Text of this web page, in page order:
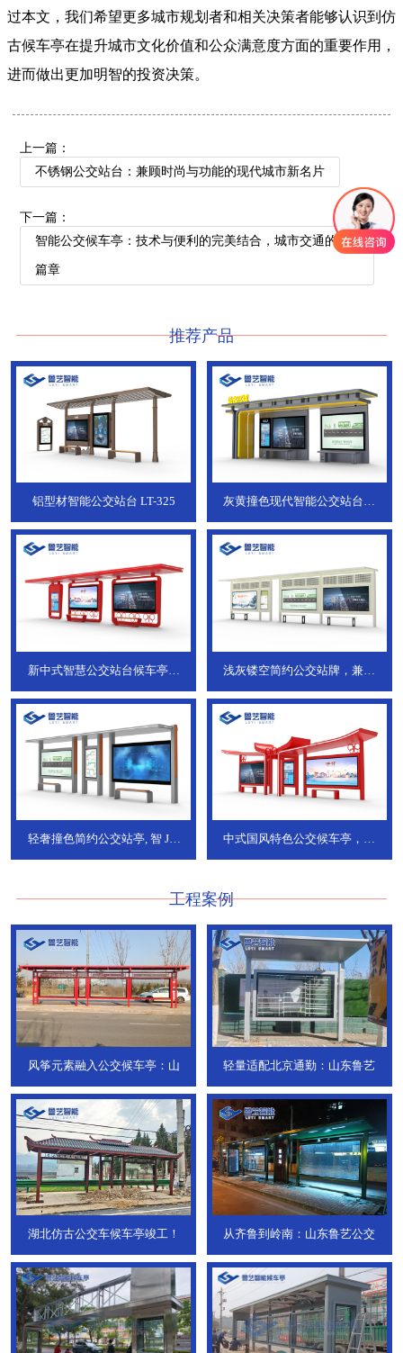
过本文，我们希望更多城市规划者和相关决策者能够认识到仿
古候车亭在提升城市文化价值和公众满意度方面的重要作用，
进而做出更加明智的投资决策。
上一篇：
不锈钢公交站台：兼顾时尚与功能的现代城市新名片
下一篇：
智能公交候车亭：技术与便利的完美结合，城市交通的新
篇章
推荐产品
铝型材智能公交站台 LT-325
灰黄撞色现代智能公交站台，
新中式智慧公交站台候车亭，
浅灰镂空简约公交站牌，兼具
轻奢撞色简约公交站亭, 智 JT-
中式国风特色公交候车亭，承
工程案例
风筝元素融入公交候车亭：山 轻量适配北京通勤：山东鲁艺
湖北仿古公交车候车亭竣工！ 从齐鲁到岭南：山东鲁艺公交